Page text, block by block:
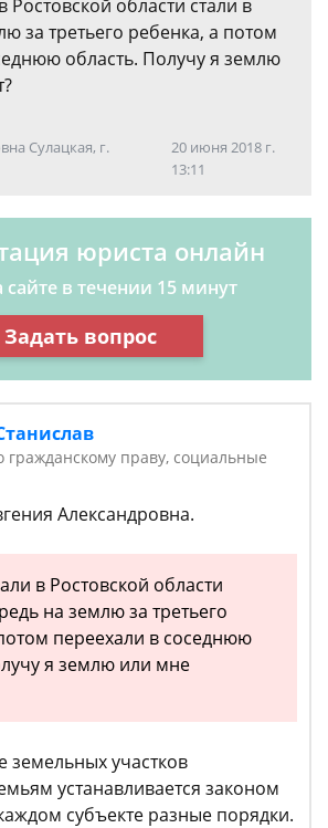
области стали в
за третьего ребенка, а потом
область. Получу я землю
Сулацкая, г.
20 июня 2018 г.
13:11
юриста онлайн
сайте в течении 15 минут
Задать вопрос
праву, социальные
Александровна.
в Ростовской области
на землю за третьего
переехали в соседнюю
я землю или мне
земельных участков
устанавливается законом
субъекте разные порядки.